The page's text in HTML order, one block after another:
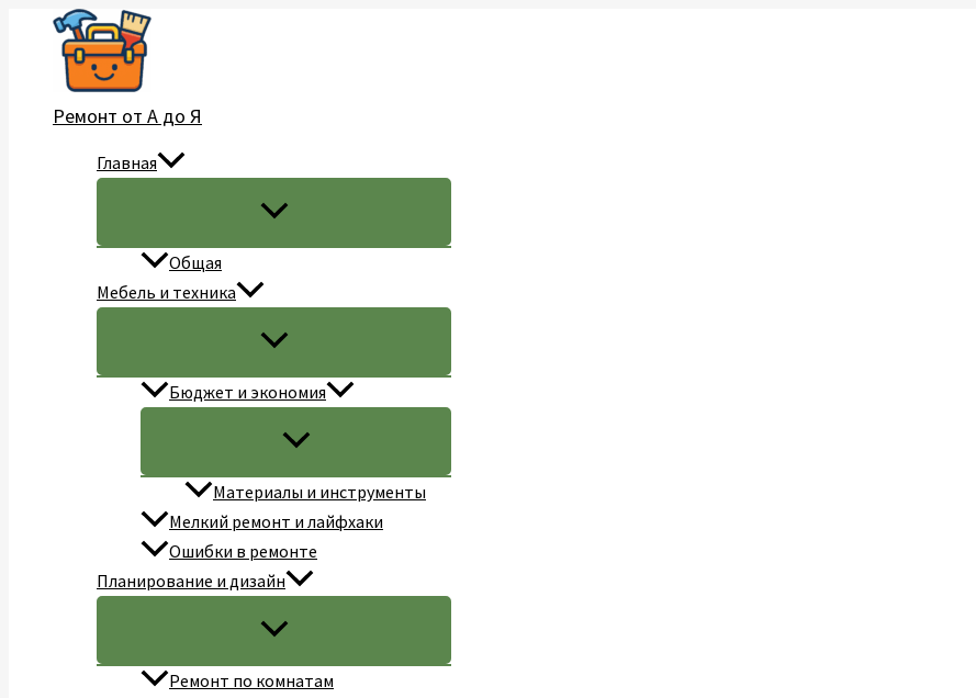
Перейти
содержимому
Ремонт от А до Я
Главная
Общая
Мебель и техника
Бюджет и экономия
Материалы и инструменты
Мелкий ремонт и лайфхаки
Ошибки в ремонте
Планирование и дизайн
Ремонт по комнатам